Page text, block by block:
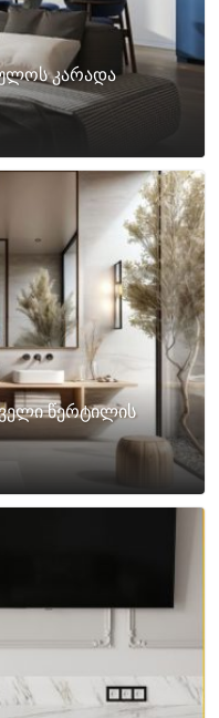
კარადა
წერტილის